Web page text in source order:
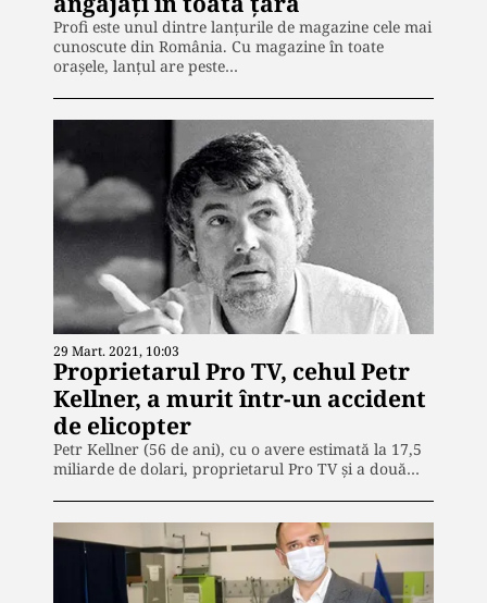
Profi este unul dintre lanțurile de magazine cele mai
cunoscute din România. Cu magazine în toate
orașele, lanțul are peste…
29 Mart. 2021, 10:03
Proprietarul Pro TV, cehul Petr
Kellner, a murit într-un accident
de elicopter
Petr Kellner (56 de ani), cu o avere estimată la 17,5
miliarde de dolari, proprietarul Pro TV și a două…